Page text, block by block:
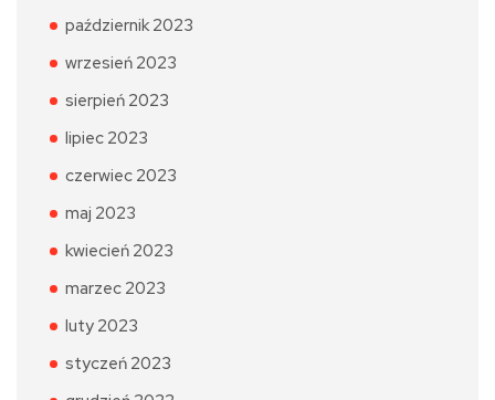
październik 2023
wrzesień 2023
sierpień 2023
lipiec 2023
czerwiec 2023
maj 2023
kwiecień 2023
marzec 2023
luty 2023
styczeń 2023